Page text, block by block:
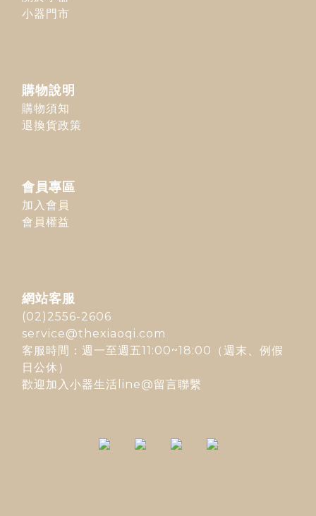
小器門市
購物說明
購物須知
退換貨政策
會員專區
加入會員
會員權益
網站客服
(02)2556-2606
service@thexiaoqi.com
客服時間：週一至週五11:00~18:00（週末、例假
日公休）
歡迎加入 小器生活line@留言聯繫